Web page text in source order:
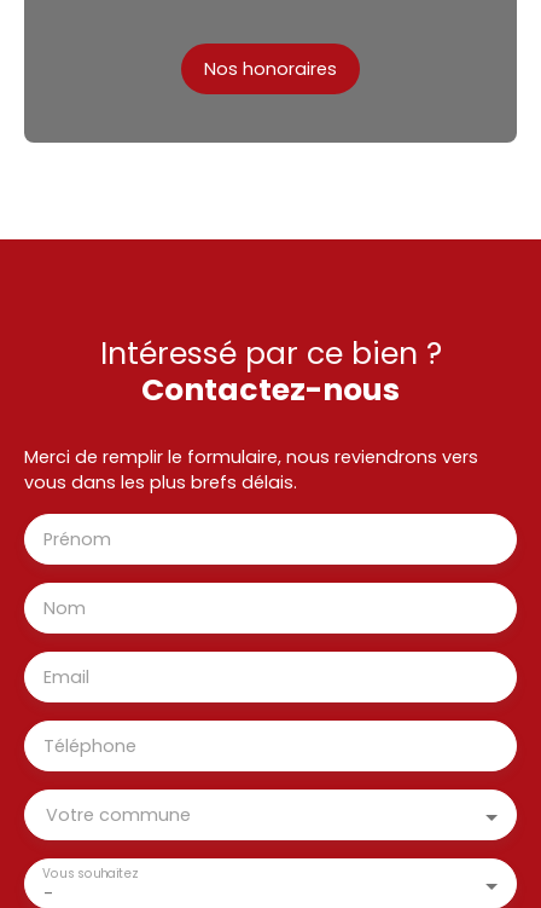
Nos honoraires
Intéressé par ce bien ?
Contactez-nous
Merci de remplir le formulaire, nous reviendrons vers
vous dans les plus brefs délais.
Prénom
Nom
Email
Téléphone
Votre commune
-
Vous souhaitez